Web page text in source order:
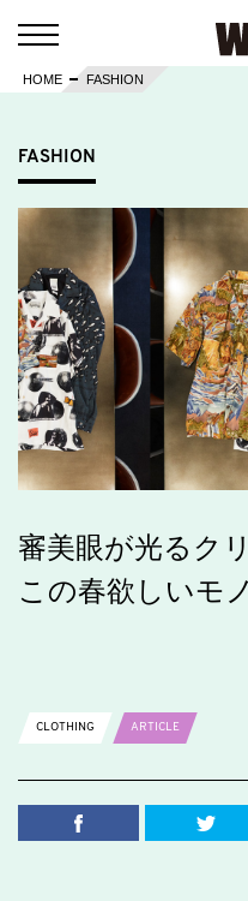
HOME FASHION
FASHION
審美眼が光るク
この春欲しいモ
CLOTHING
ARTICLE